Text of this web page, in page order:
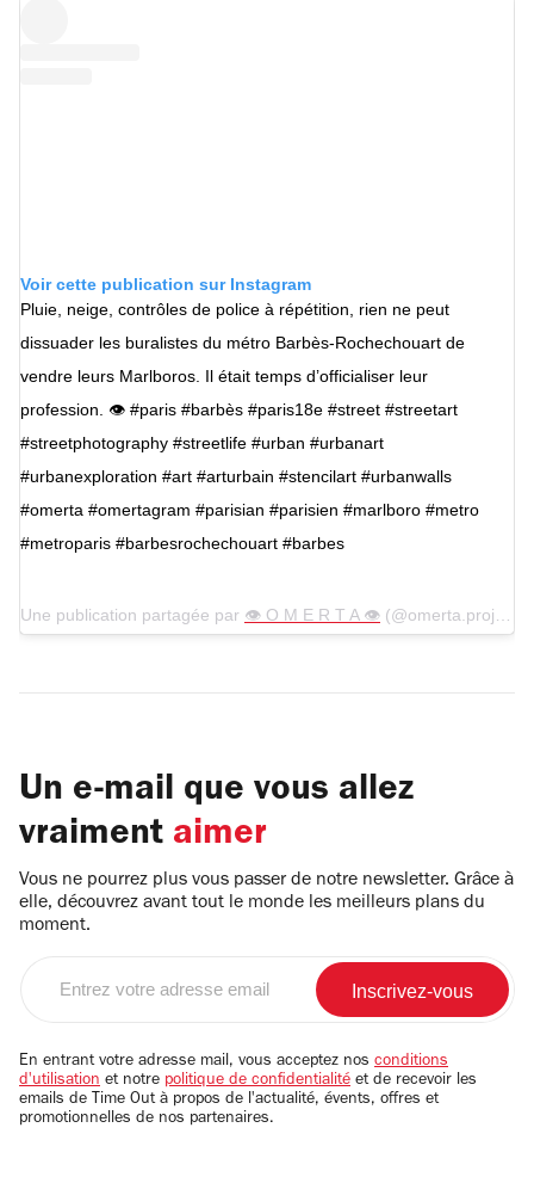
Voir cette publication sur Instagram
Pluie, neige, contrôles de police à répétition, rien ne peut
dissuader les buralistes du métro Barbès-Rochechouart de
vendre leurs Marlboros. Il était temps d’officialiser leur
profession. 👁 #paris #barbès #paris18e #street #streetart
#streetphotography #streetlife #urban #urbanart
#urbanexploration #art #arturbain #stencilart #urbanwalls
#omerta #omertagram #parisian #parisien #marlboro #metro
#metroparis #barbesrochechouart #barbes
Une publication partagée par 👁 O M E R T A 👁 (@omerta.project) le
Un e-mail que vous allez
vraiment aimer
Vous ne pourrez plus vous passer de notre newsletter. Grâce à
elle, découvrez avant tout le monde les meilleurs plans du
moment.
Entrez
email
En entrant votre adresse mail, vous acceptez nos conditions
d'utilisation et notre politique de confidentialité et de recevoir les
emails de Time Out à propos de l'actualité, évents, offres et
promotionnelles de nos partenaires.